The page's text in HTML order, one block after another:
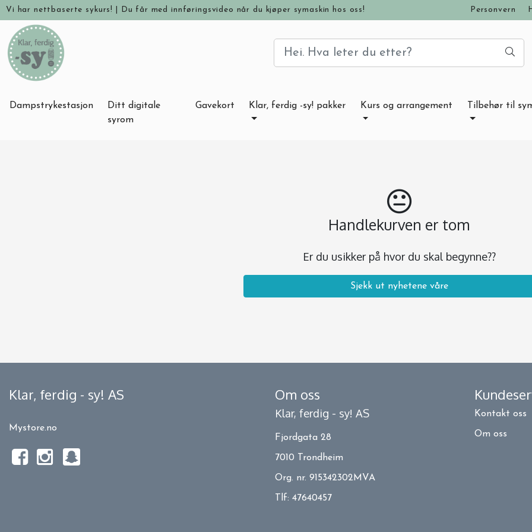
Vi har nettbaserte sykurs! Du får med innføringsvideo når du kjøper symaskin hos oss! Personvern
Dampstrykestasjon
Ditt digitale
syrom
Gavekort Klar, ferdig -sy! pakker Kurs og arrangement Tilbehør til
Handlekurven er tom
Er du usikker på hvor du skal begynne??
Sjekk ut nyhetene våre
Klar, ferdig - sy! AS
Mystore.no
Om oss
Klar, ferdig - sy! AS
Fjordgata 28
7010 Trondheim
Org. nr. 915342302MVA
Tlf: 47640457
Kontakt oss
Om oss